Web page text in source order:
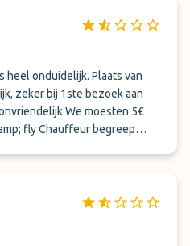
Plaats van
zeker bij 1ste bezoek aan
begreep